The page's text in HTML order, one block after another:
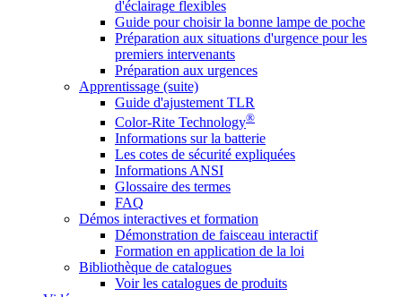
d'éclairage flexibles
Guide pour choisir la bonne lampe de poche
Préparation aux situations d'urgence pour les
premiers intervenants
Préparation aux urgences
Apprentissage (suite)
Guide d'ajustement TLR
Color-Rite Technology®
Informations sur la batterie
Les cotes de sécurité expliquées
Informations ANSI
Glossaire des termes
FAQ
Démos interactives et formation
Démonstration de faisceau interactif
Formation en application de la loi
Bibliothèque de catalogues
Voir les catalogues de produits